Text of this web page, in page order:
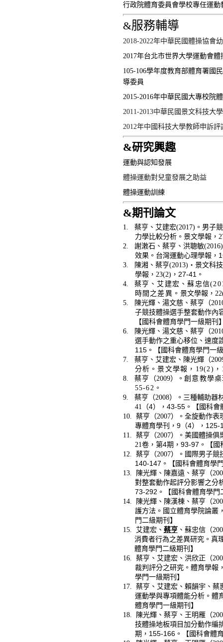
行政院體育委員會學校專任運動
&服務輔導
2018-2022年中華民國體操協會
2017年台北市世界大學運動會體
105-106學年度教育部體育署國
導委員
2015-2016年中華民國大專校院
2011-2013中華民國景文科技大
2012年中國科技大學教師申訴評
&研究興趣
運動與認知發展
體操運動對兒童發展之助益
體操運動訓練
&期刊論文
1. 蔡亨、艾建宏(2017) 。男子
力學比較分析。景文學報，
2. 謝潄石、蔡亨、洪聰敏(2016)
效果。台灣運動心理學報，
3.
陳湘、蔡亨(2013) ‧ 景文科
學報，23(2) ，27-41 。
4. 蔡亨、艾建宏、蘇忠信
時間之差異。景文學報，
5.
陳光輝、湯文慈、 蔡亨（
子競技體操選手整套動作內
【國科會體育學門一級期刊
6.
陳光輝、湯文慈、 蔡亨（
選手動作之重心移位、速度
115。【國科會體育學門一
7. 蔡亨、艾建宏、陳光輝（
分析。景文學報，19(2)
8. 蔡亨 （2009）。創意教學
55-62 。
9. 蔡亨（2008）。三種輔助器
41 （4），43-55。【國科
10. 蔡亨（2007）。全旋動作表
專體育學刊，9（4），125-
11. 蔡亨（2007）。美國體操俱
21卷，第4期，93-97。【國
12. 蔡亨（2007）。國際男子競
140-147 。【國科會體育學
13.
陳光輝、陳嘉遠、 蔡亨（
對整套動作起評分影響之分
73-292。【國科會體育學門
14.
陳光輝、陳漢棟、 蔡亨（
護方法。國立體育學院論叢
門二級期刊】
15. 艾建宏、 蔡亨、蘇忠信（
消費者行為之差異研究。真
體育學門二級期刊】
16. 蔡亨、艾建宏、洪欣正（
裁判評分之研究。體育學報
學門一級期刊】
17. 蔡亨、艾建宏、賴韻宇、蔡
運動學與專項體能分析。體
體育學門一級期刊】
18.
陳光輝、蔡亨、王明雁（
技體操地板項目加分動作編
期，155-166。【國科會體